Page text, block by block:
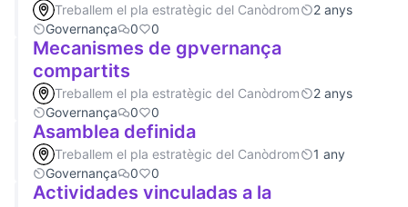
Treballem el pla estratègic del Canòdrom
2 anys
Governança
0 0
Mecanismes de gpvernança
compartits
Treballem el pla estratègic del Canòdrom
2 anys
Governança
0 0
Asamblea definida
Treballem el pla estratègic del Canòdrom
1 any
Governança
0 0
Actividades vinculadas a la